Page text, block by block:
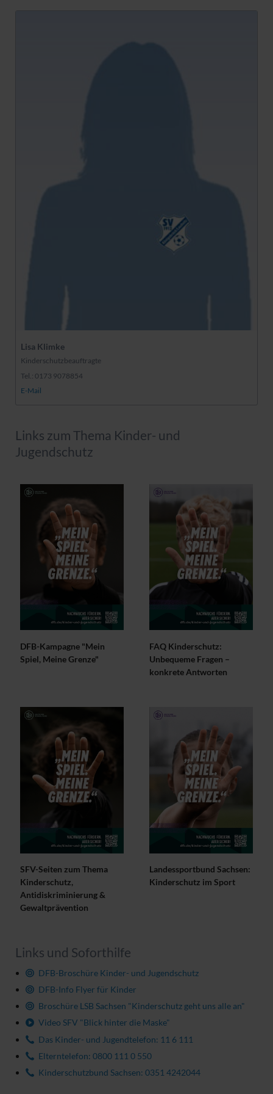
Lisa Klimke
Kinderschutzbeauftragte
Tel.: 0173 9078854
E-Mail
Links zum Thema Kinder- und
Jugendschutz
DFB-Kampagne "Mein
Spiel, Meine Grenze"
FAQ Kinderschutz:
Unbequeme Fragen –
konkrete Antworten
SFV-Seiten zum Thema
Kinderschutz,
Antidiskriminierung &
Gewaltprävention
Landessportbund Sachsen:
Kinderschutz im Sport
Links und Soforthilfe
DFB-Broschüre Kinder- und Jugendschutz
DFB-Info Flyer für Kinder
Broschüre LSB Sachsen "Kinderschutz geht uns alle an"
Video SFV "Blick hinter die Maske"
Das Kinder- und Jugendtelefon: 11 6 111
Elterntelefon: 0800 111 0 550
Kinderschutzbund Sachsen: 0351 4242044